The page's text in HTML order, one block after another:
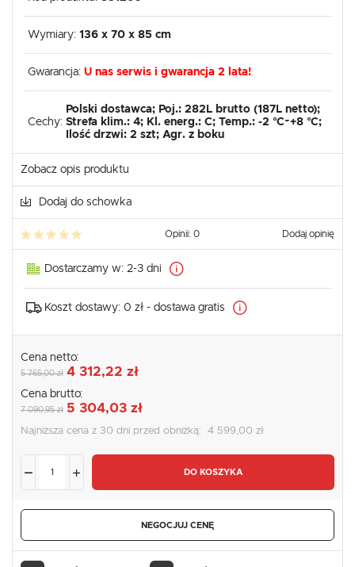
Wymiary: 136 x 70 x 85 cm
Gwarancja: U nas serwis i gwarancja 2 lata!
Cechy:
Polski dostawca; Poj.: 282L brutto (187L netto);
Strefa klim.: 4; Kl. energ.: C; Temp.: -2 °C~+8 °C;
Ilość drzwi: 2 szt; Agr. z boku
Zobacz opis produktu
Dodaj do schowka
Opinii: 0 Dodaj opinię
Dostarczamy w: 2-3 dni
Koszt dostawy: 0 zł - dostawa gratis
Cena netto:
5 765,00 zł 4 312,22 zł
Cena brutto:
7 090,95 zł 5 304,03 zł
Najniższa cena z 30 dni przed obniżką: 4 599,00 zł
DO KOSZYKA
NEGOCJUJ CENĘ